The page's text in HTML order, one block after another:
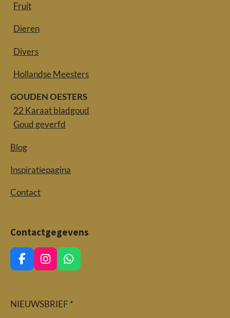
Fruit
Dieren
Divers
Hollandse Meesters
GOUDEN OESTERS
22 Karaat bladgoud
Goud geverfd
Blog
Inspiratiepagina
Contact
Contactgegevens
F
a
b
I
n
a
W
h
s
NIEUWSBRIEF *